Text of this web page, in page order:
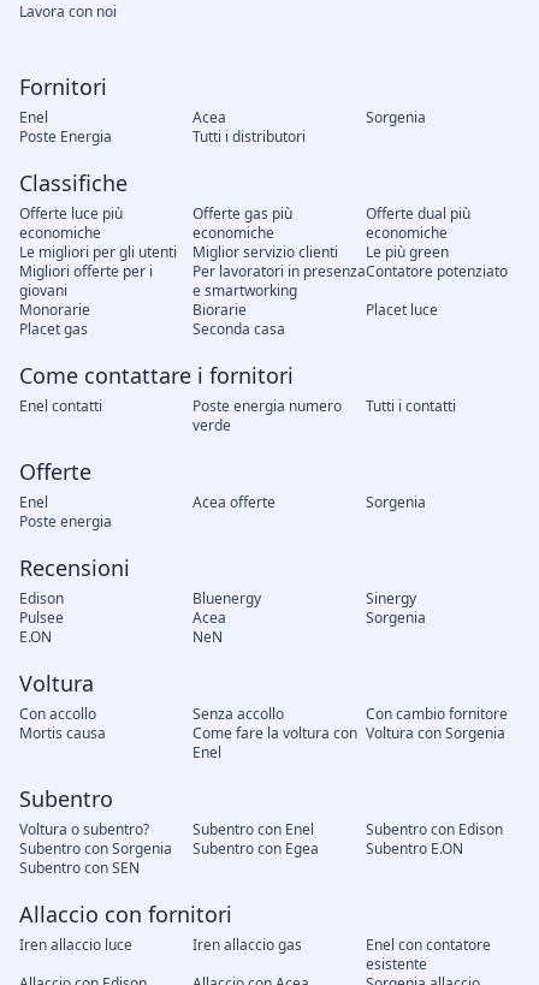
Fornitori
Enel Acea
Sorgenia
Poste Energia
Tutti i distributori
Classifiche
Offerte luce più
economiche
Offerte gas più
economiche
Offerte dual più
economiche
Le migliori per gli utenti
Miglior servizio clienti
Le più green
Migliori offerte per i
giovani
Per lavoratori in presenza
e smartworking
Contatore potenziato
Monorarie
Biorarie
Placet luce
Placet gas
Seconda casa
Come contattare i fornitori
Enel contatti
Poste energia numero
verde
Tutti i contatti
Offerte
Enel Acea offerte
Sorgenia
Poste energia
Recensioni
Edison Bluenergy
Sinergy
Pulsee
Acea
Sorgenia
E.ON
NeN
Voltura
Con accollo Senza accollo
Con cambio fornitore
Mortis causa
Come fare la voltura con
Enel
Voltura con Sorgenia
Subentro
Voltura o subentro? Subentro con Enel
Subentro con Edison
Subentro con Sorgenia
Subentro con Egea
Subentro E.ON
Subentro con SEN
Allaccio con fornitori
Iren allaccio luce Iren allaccio gas
Enel con contatore
esistente
Lavora con noi